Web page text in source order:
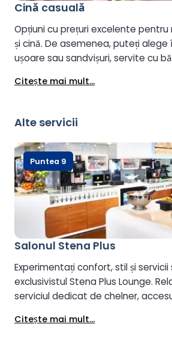
Cină casuală
Opțiuni cu prețuri excelente pentru
și cină. De asemenea, puteți alege
ușoare sau sandvișuri, servite cu
Citeşte mai mult...
Alte servicii
Salonul Stena Plus
Experimentați confort, stil și
exclusivistul Stena Plus Lounge.
serviciul dedicat de chelner,
atmosfera calmă, Lounge-ul este
Citeşte mai mult...
Puntea 9